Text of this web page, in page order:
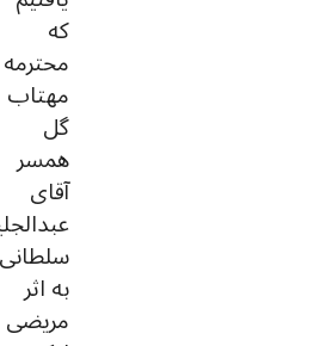
که
محترمه
مهتاب
گل
همسر
آقای
به اثر
مریضی